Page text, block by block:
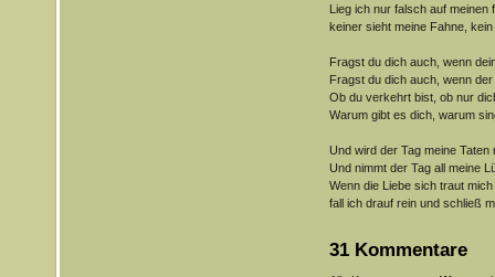
Lieg ich nur falsch auf meinen
keiner sieht meine Fahne,
Fragst du dich auch, wenn
Fragst du dich auch, wenn
Ob du verkehrt bist, ob nur
Warum gibt es dich, warum
Und wird der Tag meine Taten
Und nimmt der Tag all meine
Wenn die Liebe sich traut
fall ich drauf rein und schließ
31 Kommentare